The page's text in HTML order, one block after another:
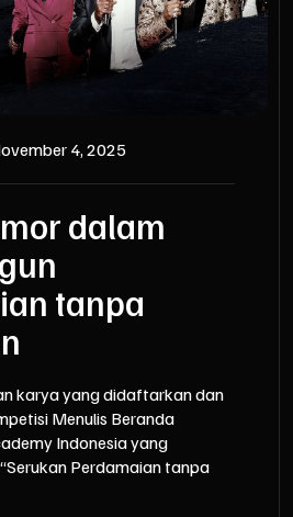
4, 2025
dalam
tanpa
karya yang didaftarkan dan
Menulis Beranda
Indonesia yang
Perdamaian tanpa